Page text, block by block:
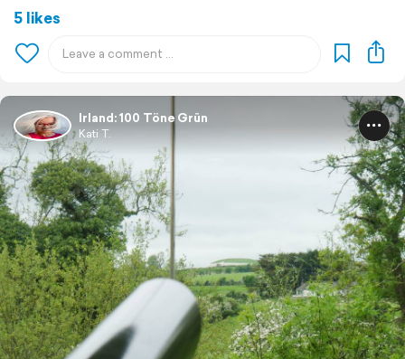
5 likes
Irland: 100 Töne Grün
Kati T.